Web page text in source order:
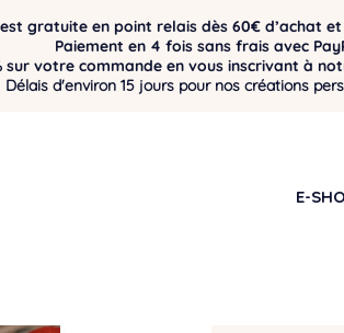
gratuite en point relais dès 60€ d’achat et
Paiement en 4 fois sans frais avec
sur votre commande en vous inscrivant à
Délais d'environ 15 jours pour nos créations
E-